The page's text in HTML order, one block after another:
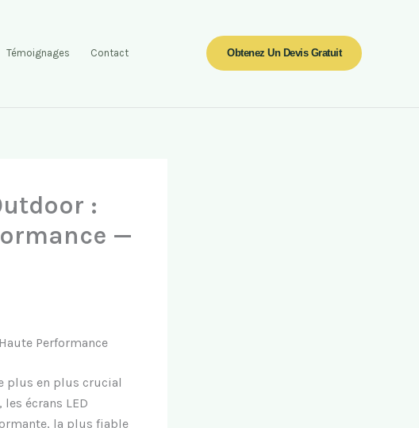
Témoignages Contact Obtenez Un Devis Gratuit
:
—
Performance
plus en plus crucial
écrans LED
la plus fiable